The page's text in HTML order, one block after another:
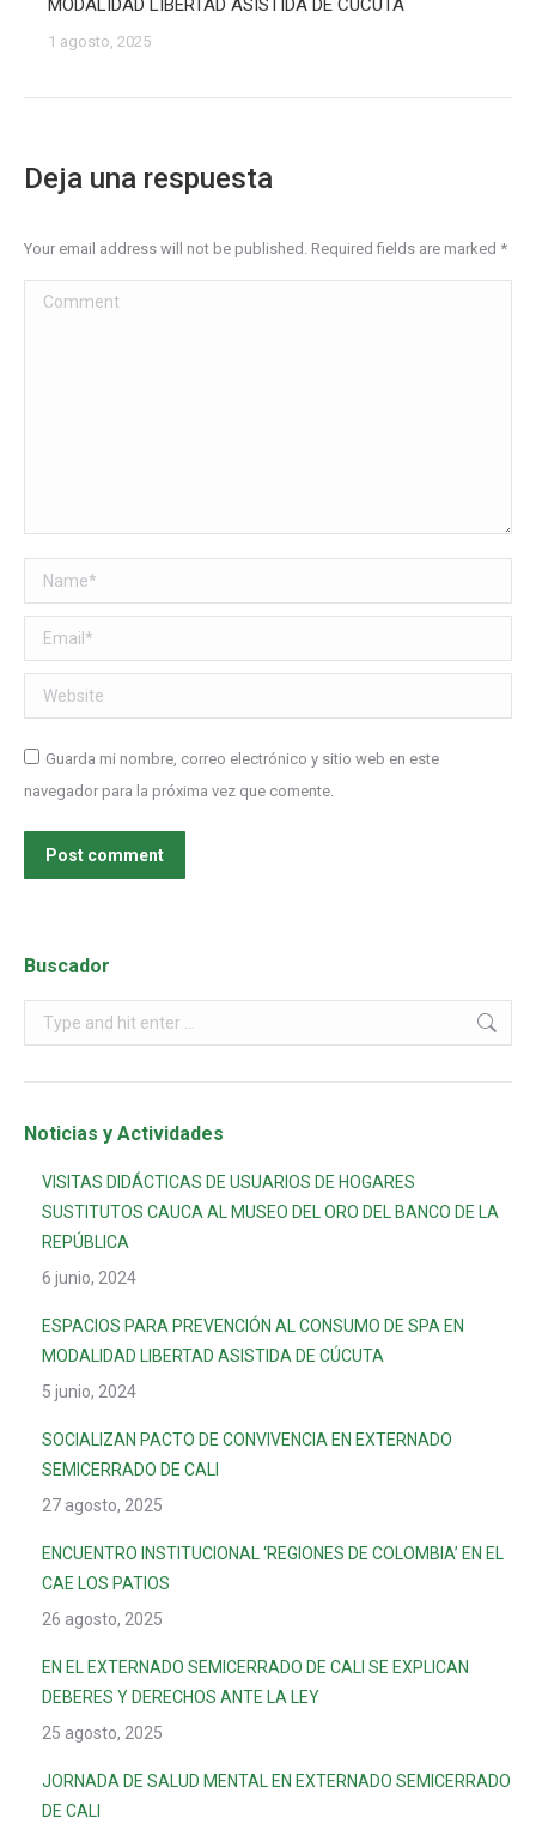
MODALIDAD LIBERTAD ASISTIDA DE CÚCUTA
1 agosto, 2025
Deja una respuesta
Your email address will not be published. Required fields are marked *
Comment
Name *
Email *
Website
Guarda mi nombre, correo electrónico y sitio web en este
navegador para la próxima vez que comente.
Post comment
Buscador
Noticias y Actividades
VISITAS DIDÁCTICAS DE USUARIOS DE HOGARES
SUSTITUTOS CAUCA AL MUSEO DEL ORO DEL BANCO DE LA
REPÚBLICA
6 junio, 2024
ESPACIOS PARA PREVENCIÓN AL CONSUMO DE SPA EN
MODALIDAD LIBERTAD ASISTIDA DE CÚCUTA
5 junio, 2024
SOCIALIZAN PACTO DE CONVIVENCIA EN EXTERNADO
SEMICERRADO DE CALI
27 agosto, 2025
ENCUENTRO INSTITUCIONAL ‘REGIONES DE COLOMBIA’ EN EL
CAE LOS PATIOS
26 agosto, 2025
EN EL EXTERNADO SEMICERRADO DE CALI SE EXPLICAN
DEBERES Y DERECHOS ANTE LA LEY
25 agosto, 2025
JORNADA DE SALUD MENTAL EN EXTERNADO SEMICERRADO
DE CALI